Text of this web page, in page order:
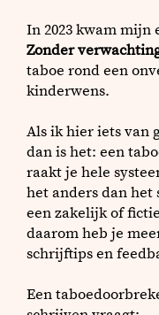
In 2023 kwam mijn
Zonder
taboe rond een
kinderwens.
Als ik hier iets van
dan is het: een
raakt je hele
het anders dan het
een zakelijk of
daarom heb je
schrijftips en
Een